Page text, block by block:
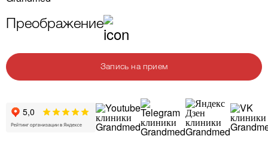
Преображение
Запись на прием